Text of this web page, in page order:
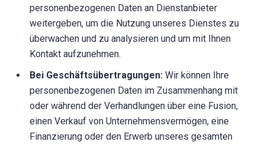
personenbezogenen Daten an Dienstanbieter
weitergeben, um die Nutzung unseres Dienstes zu
überwachen und zu analysieren und um mit Ihnen
Kontakt aufzunehmen.
Bei Geschäftsübertragungen: Wir können Ihre
personenbezogenen Daten im Zusammenhang mit
oder während der Verhandlungen über eine Fusion,
einen Verkauf von Unternehmensvermögen, eine
Finanzierung oder den Erwerb unseres gesamten